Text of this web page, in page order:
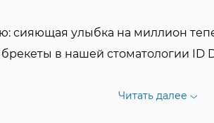
сияющая улыбка на миллион
в нашей стоматологии ID
Читать далее